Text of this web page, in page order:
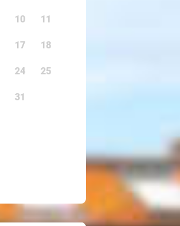
10 11
17 18
24 25
31